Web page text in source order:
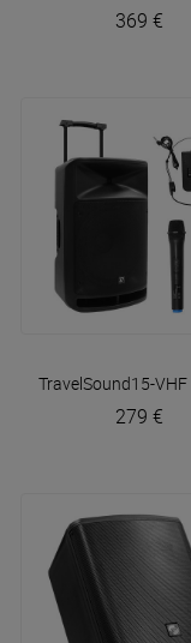
369 €
TravelSound15-VHF
279 €